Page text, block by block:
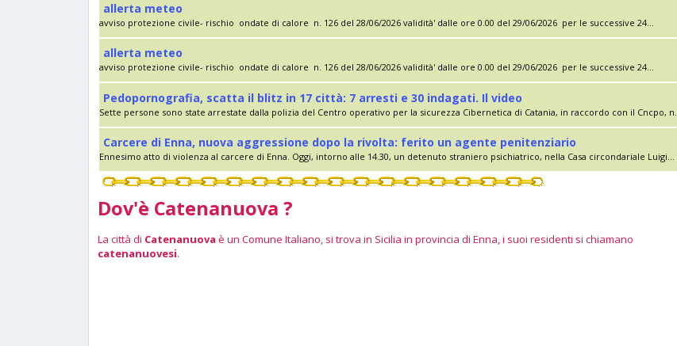
allerta meteo
avviso protezione civile- rischio ondate di calore n. 126 del 28/06/2026 validità' dalle ore 0.00 del 29/06/2026 per le successive 24...
allerta meteo
avviso protezione civile- rischio ondate di calore n. 126 del 28/06/2026 validità' dalle ore 0.00 del 29/06/2026 per le successive 24...
Pedopornografia, scatta il blitz in 17 città: 7 arresti e 30 indagati. Il video
Sette persone sono state arrestate dalla polizia del Centro operativo per la sicurezza Cibernetica di Catania, in raccordo con il Cncpo, n...
Carcere di Enna, nuova aggressione dopo la rivolta: ferito un agente penitenziario
Ennesimo atto di violenza al carcere di Enna. Oggi, intorno alle 14.30, un detenuto straniero psichiatrico, nella Casa circondariale Luigi...
Dov'è Catenanuova ?
La città di Catenanuova è un Comune Italiano, si trova in Sicilia in provincia di Enna, i suoi residenti si chiamano
catenanuovesi.